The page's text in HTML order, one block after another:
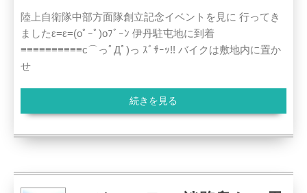
陸上自衛隊中部方面隊創立記念イベントを見に 行ってき
ましたε=ε=(oﾟｰﾟ)oﾌﾞｰﾝ 伊丹駐屯地に到着
≡≡≡≡≡≡≡≡≡≡c⌒っﾟДﾟ)っ ｽﾞｻｰｯ!! バイクは敷地内に置か
せ
続きを見る